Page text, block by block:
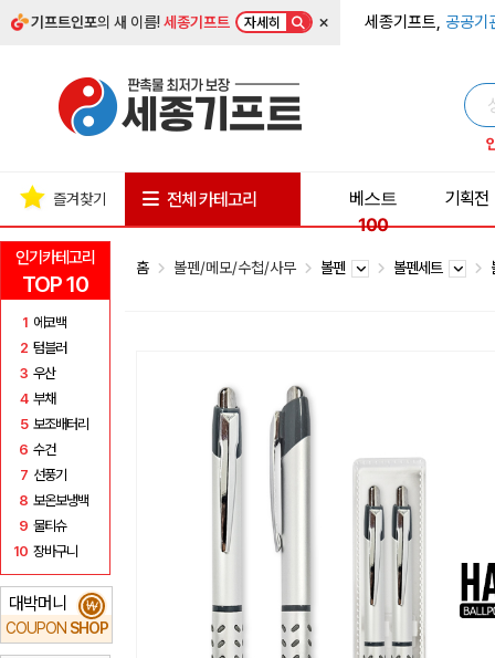
기프트인포의 새 이름!세종기프트 자세히 × 세종기프트, 공공기
인기카테고리
TOP 10
1 에코백
2 텀블러
3 우산
4 부채
5 보조배터리
6 수건
7 선풍기
8 보온보냉백
9 물티슈
10 장바구니
대박머니
COUPON SHOP
₩
즐겨찾기 전체 카테고리
베스트
100
기획전
홈 볼펜/메모/수첩/사무 볼펜 볼펜세트